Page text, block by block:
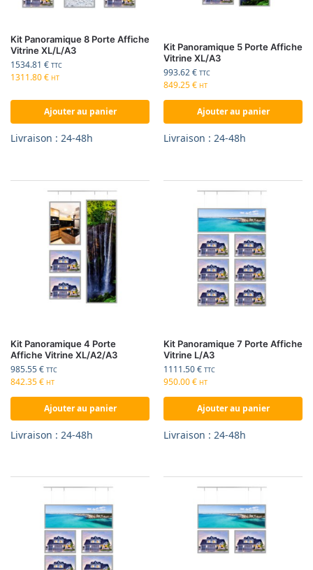
Kit Panoramique 8 Porte Affiche
Vitrine XL/L/A3
1534.81 € TTC
1311.80€ HT
Ajouter au panier
Livraison : 24-48h
Kit Panoramique 5 Porte Affiche
Vitrine XL/A3
993.62€ TTC
849.25€ HT
Ajouter au panier
Livraison : 24-48h
Kit Panoramique 4 Porte
Affiche Vitrine XL/A2/A3
985.55€ TTC
842.35€ HT
Ajouter au panier
Livraison : 24-48h
Kit Panoramique 7 Porte Affiche
Vitrine L/A3
1111.50€ TTC
950.00€ HT
Ajouter au panier
Livraison : 24-48h